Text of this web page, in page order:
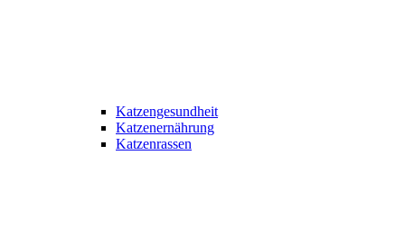
Katzengesundheit
Katzenernährung
Katzenrassen